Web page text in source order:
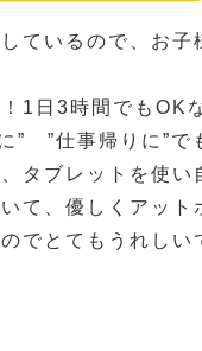
ているので、お子
1日3時間でもOK
” ”仕事帰りに”で
タブレットを使い
て、優しくアット
でとてもうれしい